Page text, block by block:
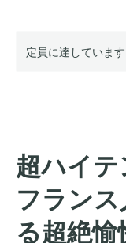
定員に達しています
超ハイ
フランス
る超絶愉